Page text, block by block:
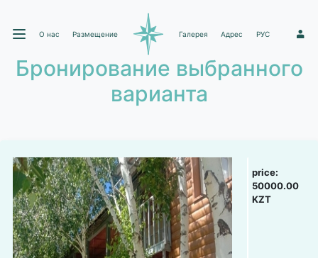
О нас Размещение Галерея Адрес РУС 1
Бронирование выбранного
варианта
price:
50000.00
KZT